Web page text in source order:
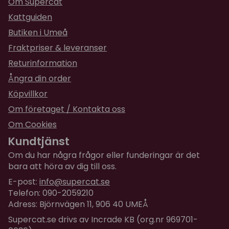
jag.
Kattguiden
Butiken i Umeå
Fraktpriser & leveranser
Returinformation
Ångra din order
Köpvillkor
Om företaget / Kontakta oss
Om Cookies
Kundtjänst
Om du har några frågor eller funderingar är det
bara att höra av dig till oss.
E-post: info@supercat.se
Telefon: 090-2059210
Adress: Björnvägen 11, 906 40 UMEÅ
Supercat.se drivs av Incrade KB (org.nr 969701-